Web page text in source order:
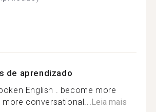
de aprendizado
English . become more
conversational... Leia mais